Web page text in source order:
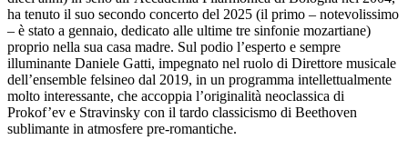
ha tenuto il suo secondo concerto del 2025 (il primo – notevolissimo
– è stato a gennaio, dedicato alle ultime tre sinfonie mozartiane)
proprio nella sua casa madre. Sul podio l’esperto e sempre
illuminante Daniele Gatti, impegnato nel ruolo di Direttore musicale
dell’ensemble felsineo dal 2019, in un programma intellettualmente
molto interessante, che accoppia l’originalità neoclassica di
Prokof’ev e Stravinsky con il tardo classicismo di Beethoven
sublimante in atmosfere pre-romantiche.